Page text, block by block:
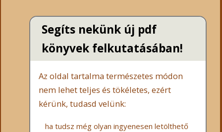
Segíts nekünk új pdf
könyvek felkutatásában!
Az oldal tartalma természetes módon
nem lehet teljes és tökéletes, ezért
kérünk, tudasd velünk:
ha tudsz még olyan ingyenesen letölthető